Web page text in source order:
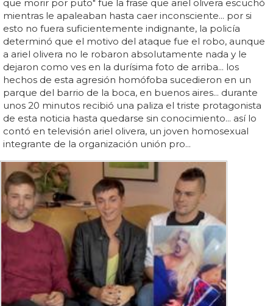
que morir por puto" fue la frase que ariel olivera escuchó
mientras le apaleaban hasta caer inconsciente... por si
esto no fuera suficientemente indignante, la policía
determinó que el motivo del ataque fue el robo, aunque
a ariel olivera no le robaron absolutamente nada y le
dejaron como ves en la durísima foto de arriba... los
hechos de esta agresión homófoba sucedieron en un
parque del barrio de la boca, en buenos aires... durante
unos 20 minutos recibió una paliza el triste protagonista
de esta noticia hasta quedarse sin conocimiento... así lo
contó en televisión ariel olivera, un joven homosexual
integrante de la organización unión pro...